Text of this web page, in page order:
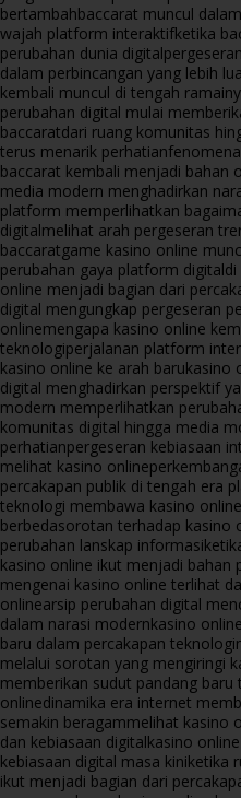
bertambahbaccarat muncul
wajah platform interaktifketika
perubahan dunia digital
dalam perbincangan yang lebih
kembali muncul di tengah
perubahan digital mulai
baccaratdari ruang komunitas
terus menarik perhatian
baccarat kembali menjadi bahan
media modern menghadirkan
platform memperlihatkan
digitalmelihat arah pergeseran
baccaratgame kasino online
perubahan gaya platform digital
online menjadi bagian dari
digital mengungkap pergeseran
onlinemengapa kasino online
teknologiperjalanan platform
kasino online ke arah barukasino
digital menghadirkan perspektif
modern memperlihatkan
komunitas digital hingga media
perhatianpergeseran kebiasaan
melihat kasino online
percakapan publik di tengah era
teknologi membawa kasino
berbedasorotan terhadap kasino
perubahan lanskap informasi
kasino online ikut menjadi bahan
mengenai kasino online terlihat
onlinearsip perubahan digital
dalam narasi modernkasino
baru dalam percakapan teknologi
melalui sorotan yang mengiringi
memberikan sudut pandang
onlinedinamika era internet
semakin beragammelihat kasino
dan kebiasaan digitalkasino
kebiasaan digital masa kiniketika
ikut menjadi bagian dari